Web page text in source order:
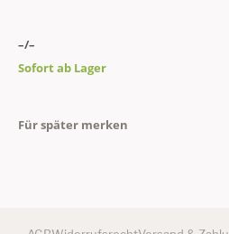
–/–
Sofort ab Lager
Für später merken